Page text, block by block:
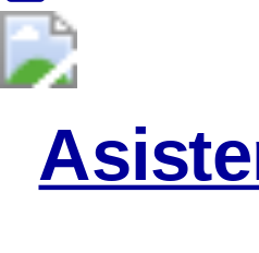
Despliegues Totales
Despliegues por Rubros